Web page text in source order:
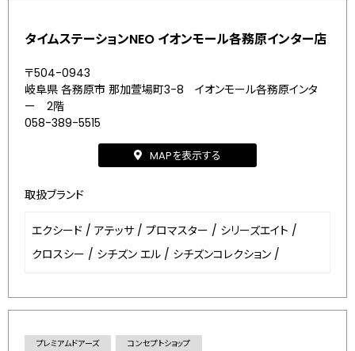
タイムステーションNEO イオンモール各務原インター店
〒504-0943
岐阜県 各務原市 那加萱場町3-8 イオンモール各務原インタ
ー 2階
058-389-5515
MAPを表示する
取扱ブランド
エクシード / アテッサ / プロマスター / シリーズエイト /
クロスシー / シチズン エル / シチズンコレクション /
プレミアムドアーズ コンセプトショップ